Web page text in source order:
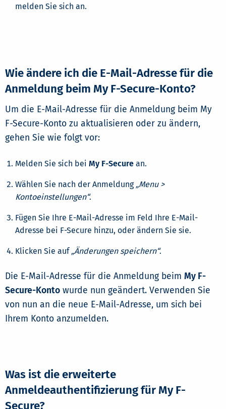
melden Sie sich an.
Wie ändere ich die E-Mail-Adresse für die
Anmeldung beim My F-Secure-Konto?
Um die E-Mail-Adresse für die Anmeldung beim My
F-Secure-Konto zu aktualisieren oder zu ändern,
gehen Sie wie folgt vor:
Melden Sie sich bei My F-Secure an.
Wählen Sie nach der Anmeldung „Menu >
Kontoeinstellungen“.
Fügen Sie Ihre E-Mail-Adresse im Feld Ihre E-Mail-
Adresse bei F-Secure hinzu, oder ändern Sie sie.
Klicken Sie auf„Änderungen speichern“.
Die E-Mail-Adresse für die Anmeldung beim My F-
Secure-Konto wurde nun geändert. Verwenden Sie
von nun an die neue E-Mail-Adresse, um sich bei
Ihrem Konto anzumelden.
Was ist die erweiterte
Anmeldeauthentifizierung für My F-
Secure?